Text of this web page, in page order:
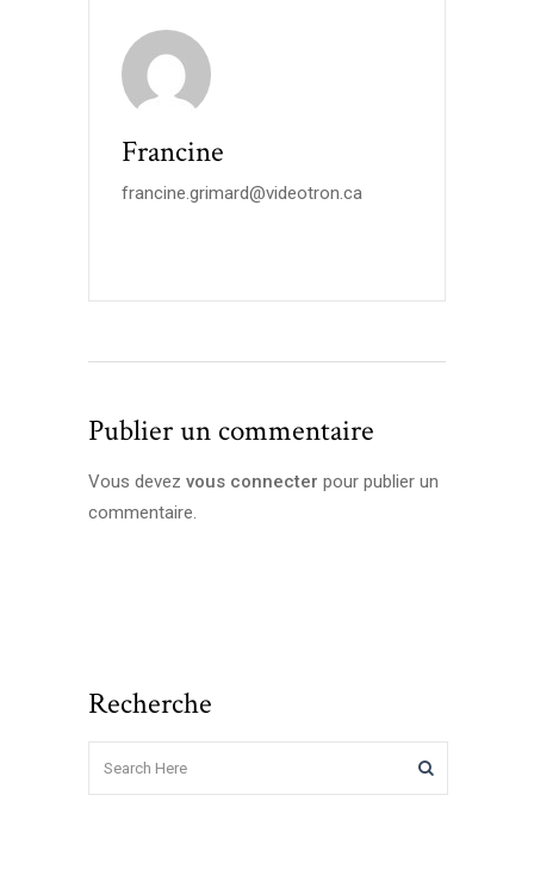
Francine
francine.grimard@videotron.ca
Publier un commentaire
Vous devez vous connecter pour publier un
commentaire.
Recherche